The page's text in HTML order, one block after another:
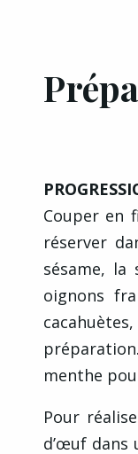
Couper en
réserver
sésame, la
oignons
menthe
Pour
d’œuf dans